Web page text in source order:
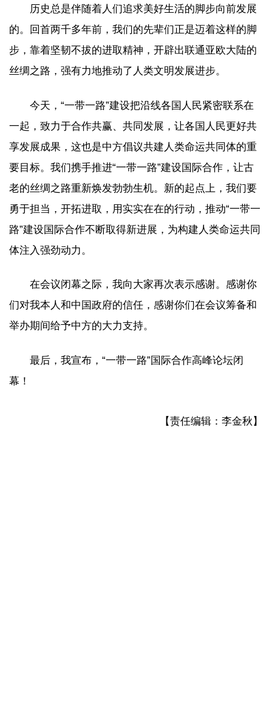
历史总是伴随着人们追求美好生活的脚步向前发展
的。回首两千多年前，我们的先辈们正是迈着这样的脚
步，靠着坚韧不拔的进取精神，开辟出联通亚欧大陆的
丝绸之路，强有力地推动了人类文明发展进步。
今天，“一带一路”建设把沿线各国人民紧密联系在
一起，致力于合作共赢、共同发展，让各国人民更好共
享发展成果，这也是中方倡议共建人类命运共同体的重
要目标。我们携手推进“一带一路”建设国际合作，让古
老的丝绸之路重新焕发勃勃生机。新的起点上，我们要
勇于担当，开拓进取，用实实在在的行动，推动“一带一
路”建设国际合作不断取得新进展，为构建人类命运共同
体注入强劲动力。
在会议闭幕之际，我向大家再次表示感谢。感谢你
们对我本人和中国政府的信任，感谢你们在会议筹备和
举办期间给予中方的大力支持。
最后，我宣布，“一带一路”国际合作高峰论坛闭
幕！
【责任编辑：李金秋】